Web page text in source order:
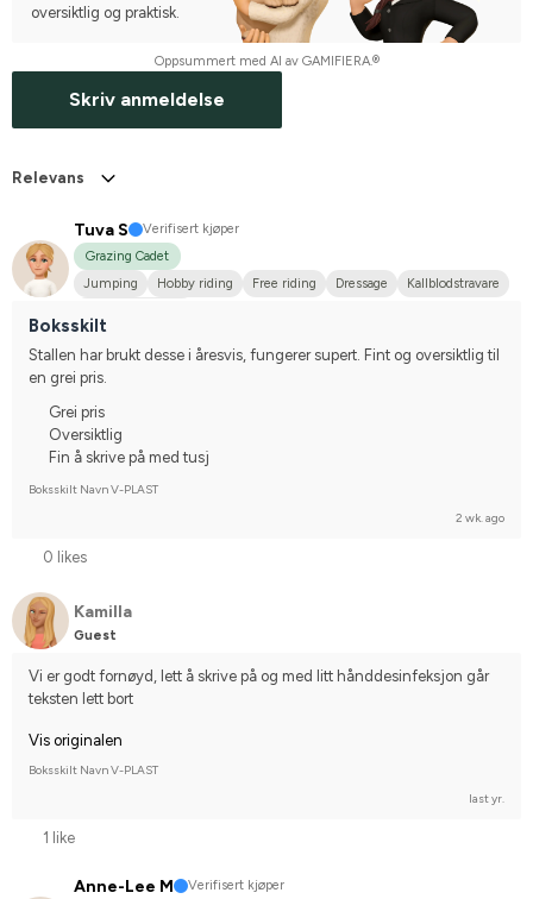
oversiktlig og praktisk.
Oppsummert med AI av GAMIFIERA.®
Skriv anmeldelse
Relevans
Tuva S
Verifisert kjøper
Grazing Cadet
Jumping
Hobby riding Free riding Dressage
Kallblodstravare
Boksskilt
Stallen har brukt desse i åresvis, fungerer supert. Fint og oversiktlig til
en grei pris.
Grei pris
Oversiktlig
Fin å skrive på med tusj
Boksskilt Navn V-PLAST
2 wk. ago
0 likes
Kamilla
Guest
Vi er godt fornøyd, lett å skrive på og med litt hånddesinfeksjon går
teksten lett bort
Vis originalen
Boksskilt Navn V-PLAST
last yr.
1 like
Anne-Lee M Verifisert kjøper